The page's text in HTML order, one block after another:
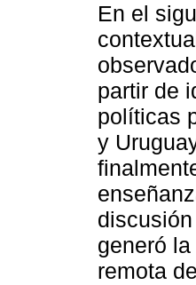
En el
partir de
políticas
y
generó
remota